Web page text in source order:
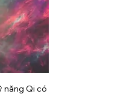
năng Qi có